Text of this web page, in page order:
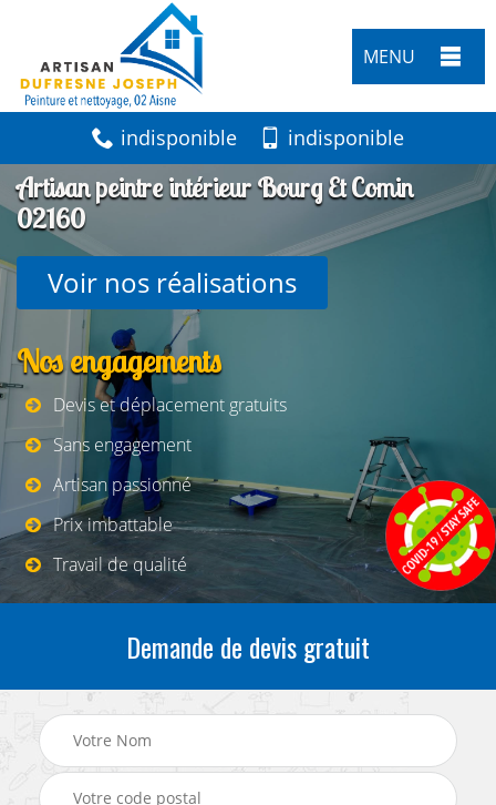
MENU
indisponible indisponible
Artisan peintre intérieur Bourg Et Comin
02160
Voir nos réalisations
Nos engagements
Devis et déplacement gratuits
Sans engagement
Artisan passionné
Prix imbattable
Travail de qualité
Demande de devis gratuit